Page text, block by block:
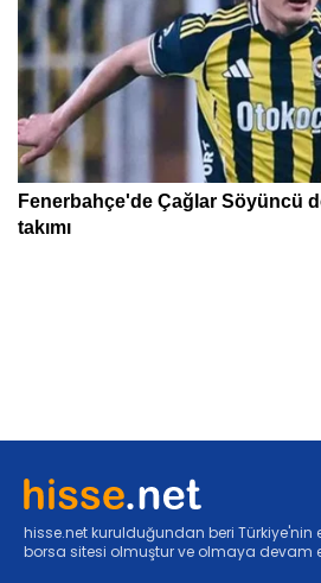
hisse.net kurulduğundan beri Türkiye'nin
borsa sitesi olmuştur ve olmaya devam